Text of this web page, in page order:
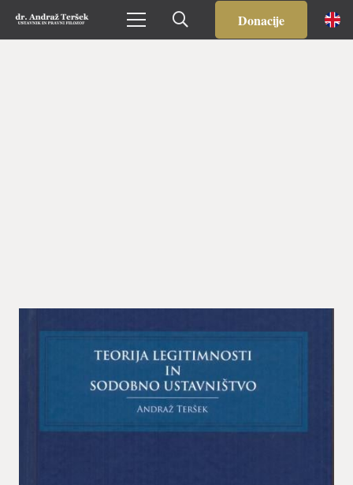
Donacije
Prijavljeni ste na Ustavniški blog. Odjavite se